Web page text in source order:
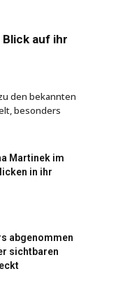
Blick auf ihr
den bekannten
besonders
Martinek im
in ihr
abgenommen
sichtbaren